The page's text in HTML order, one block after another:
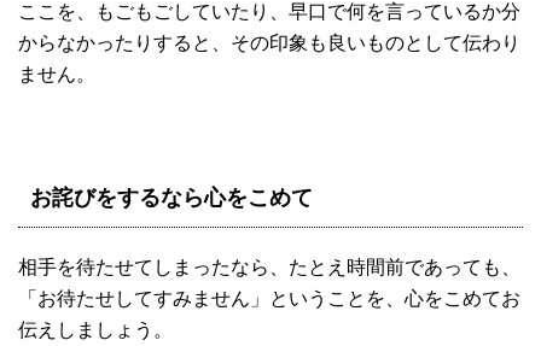
ここを、もごもごしていたり、早口で何を言っているか分
からなかったりすると、その印象も良いものとして伝わり
ません。
お詫びをするなら心をこめて
相手を待たせてしまったなら、たとえ時間前であっても、
「お待たせしてすみません」ということを、心をこめてお
伝えしましょう。